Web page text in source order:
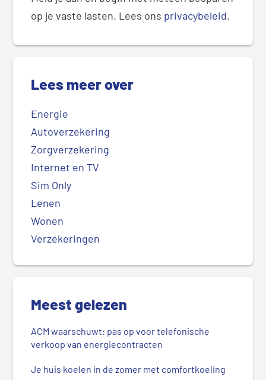
op je vaste lasten. Lees ons privacybeleid.
Lees meer over
Energie
Autoverzekering
Zorgverzekering
Internet en TV
Sim Only
Lenen
Wonen
Verzekeringen
Meest gelezen
ACM waarschuwt: pas op voor telefonische
verkoop van energiecontracten
Je huis koelen in de zomer met comfortkoeling